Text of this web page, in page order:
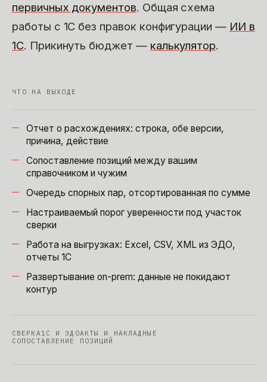
первичных документов. Общая схема
работы с 1С без правок конфигурации — ИИ в
1С. Прикинуть бюджет — калькулятор.
ЧТО НА ВЫХОДЕ
Отчет о расхождениях: строка, обе версии,
причина, действие
Сопоставление позиций между вашим
справочником и чужим
Очередь спорных пар, отсортированная по сумме
Настраиваемый порог уверенности под участок
сверки
Работа на выгрузках: Excel, CSV, XML из ЭДО,
отчеты 1С
Развертывание on-prem: данные не покидают
контур
СВЕРКА1С И ЭДОАКТЫ И НАКЛАДНЫЕ
СОПОСТАВЛЕНИЕ ПОЗИЦИЙ